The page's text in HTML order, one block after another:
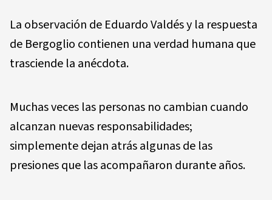
La observación de Eduardo Valdés y la respuesta
de Bergoglio contienen una verdad humana que
trasciende la anécdota.
Muchas veces las personas no cambian cuando
alcanzan nuevas responsabilidades;
simplemente dejan atrás algunas de las
presiones que las acompañaron durante años.